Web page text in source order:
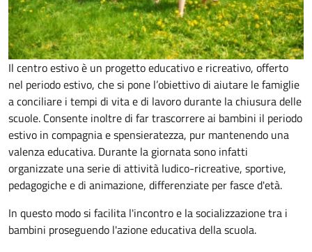
Il centro estivo è un progetto educativo e ricreativo, offerto
nel periodo estivo, che si pone l’obiettivo di aiutare le famiglie
a conciliare i tempi di vita e di lavoro durante la chiusura delle
scuole. Consente inoltre di far trascorrere ai bambini il periodo
estivo in compagnia e spensieratezza, pur mantenendo una
valenza educativa. Durante la giornata sono infatti
organizzate una serie di attività ludico-ricreative, sportive,
pedagogiche e di animazione, differenziate per fasce d'età.
In questo modo si facilita l'incontro e la socializzazione tra i
bambini proseguendo l'azione educativa della scuola.